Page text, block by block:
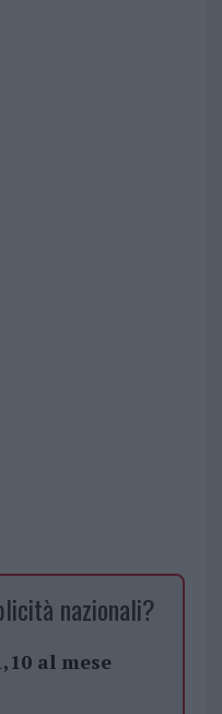
nazionali?
al mese